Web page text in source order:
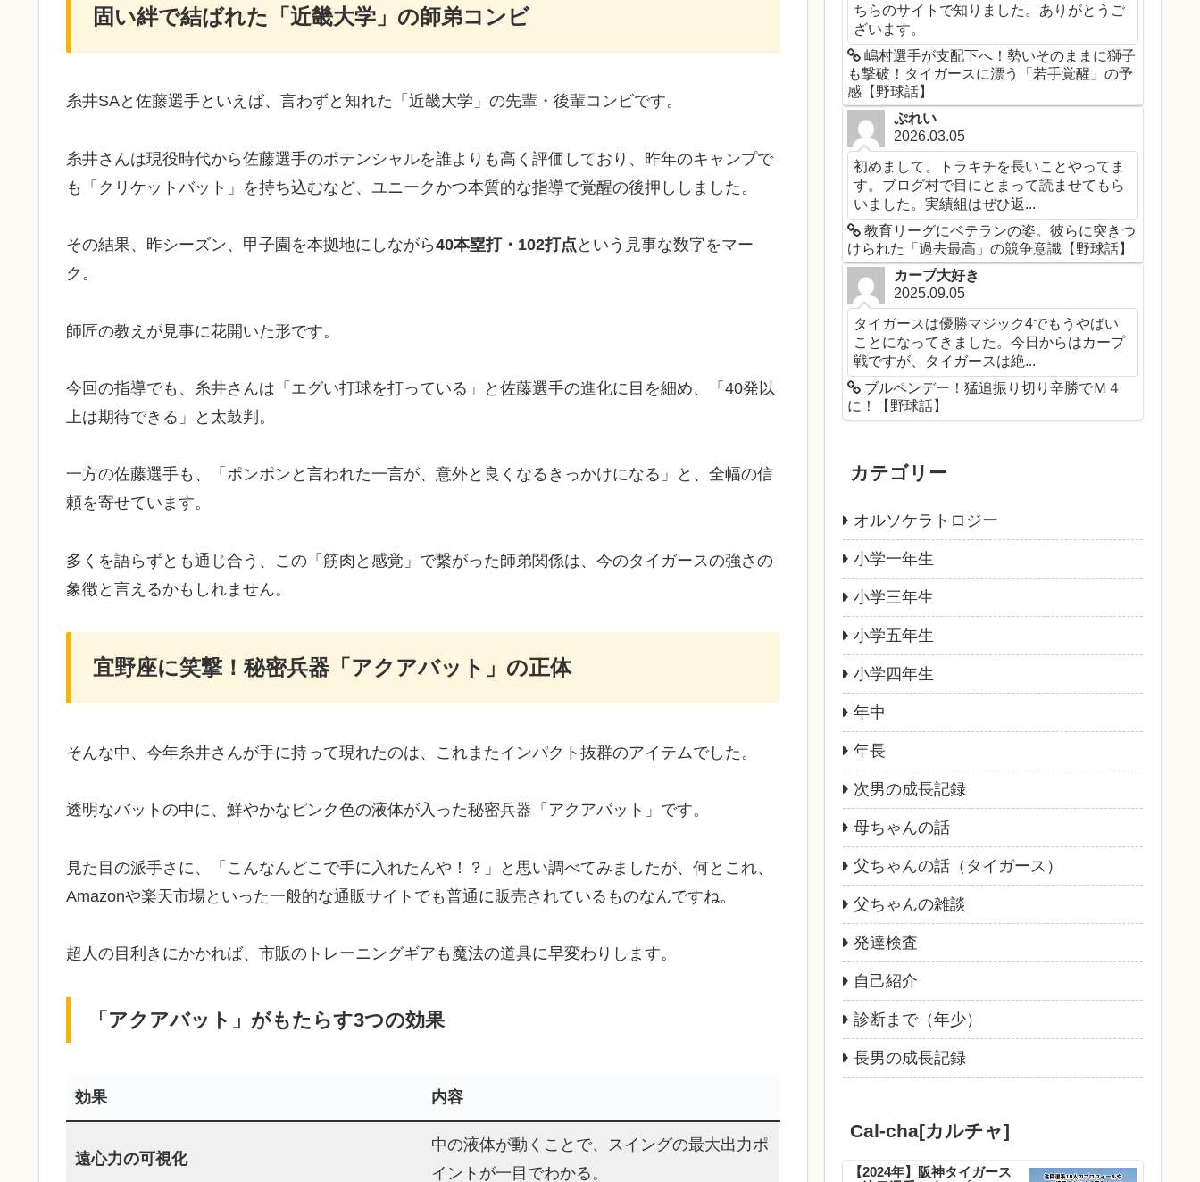
固い絆で結ばれた「近畿大学」の師弟コンビ
​糸井SAと佐藤選手といえば、言わずと知れた「近畿大学」の先輩・後輩コンビです。
​糸井さんは現役時代から佐藤選手のポテンシャルを誰よりも高く評価しており、昨年のキャンプで
も「クリケットバット」を持ち込むなど、ユニークかつ本質的な指導で覚醒の後押ししました。
その結果、昨シーズン、甲子園を本拠地にしながら40本塁打・102打点 という見事な数字をマー
ク。
師匠の教えが見事に花開いた形です。
​今回の指導でも、糸井さんは「エグい打球を打っている」と佐藤選手の進化に目を細め、「40発以
上は期待できる」と太鼓判。
一方の佐藤選手も、「ポンポンと言われた一言が、意外と良くなるきっかけになる」と、全幅の信
頼を寄せています。
多くを語らずとも通じ合う、この「筋肉と感覚」で繋がった師弟関係は、今のタイガースの強さの
象徴と言えるかもしれません。
宜野座に笑撃！秘密兵器「アクアバット」の正体
​そんな中、今年糸井さんが手に持って現れたのは、これまたインパクト抜群のアイテムでした。
透明なバットの中に、鮮やかなピンク色の液体が入った秘密兵器「アクアバット」です。
​見た目の派手さに、「こんなんどこで手に入れたんや！？」と思い調べてみましたが、何とこれ、
Amazonや楽天市場といった一般的な通販サイトでも普通に販売されているものなんですね。
超人の目利きにかかれば、市販のトレーニングギアも魔法の道具に早変わりします。
「アクアバット」がもたらす3つの効果
効果 内容
遠心力の可視化
中の液体が動くことで、スイングの最大出力ポ
イントが一目でわかる。
ちらのサイトで知りました。ありがとうご
ざいます。
嶋村選手が支配下へ！勢いそのままに獅子
も撃破！タイガースに漂う「若手覚醒」の予
感【野球話】
ぷれい
2026.03.05
初めまして。トラキチを長いことやってま
す。ブログ村で目にとまって読ませてもら
いました。実績組はぜひ返...
教育リーグにベテランの姿。彼らに突きつ
けられた「過去最高」の競争意識【野球話】
カープ大好き
2025.09.05
タイガースは優勝マジック4でもうやばい
ことになってきました。今日からはカープ
戦ですが、タイガースは絶...
ブルペンデー！猛追振り切り辛勝でＭ４
に！【野球話】
カテゴリー
オルソケラトロジー
小学一年生
小学三年生
小学五年生
小学四年生
年中
年長
次男の成長記録
母ちゃんの話
父ちゃんの話（タイガース）
父ちゃんの雑談
発達検査
自己紹介
診断まで（年少）
長男の成長記録
Cal-cha[カルチャ]
【2024年】阪神タイガース